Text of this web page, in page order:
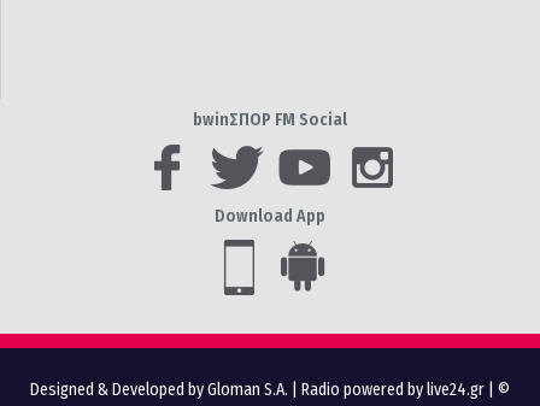
bwinΣΠΟΡ FM Social
Download App
Designed & Developed by Gloman S.A. Radio powered by live24.gr | ©